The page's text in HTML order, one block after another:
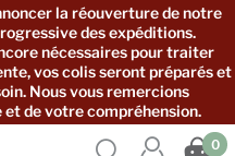
la réouverture de notre
des expéditions.
nécessaires pour traiter
vos colis seront préparés et
Nous vous remercions
de votre compréhension.
0